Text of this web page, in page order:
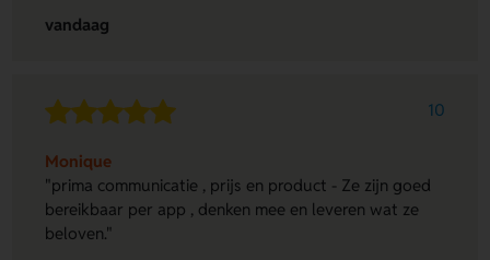
vandaag
10
Monique
"prima communicatie , prijs en product - Ze zijn goed
bereikbaar per app , denken mee en leveren wat ze
beloven."